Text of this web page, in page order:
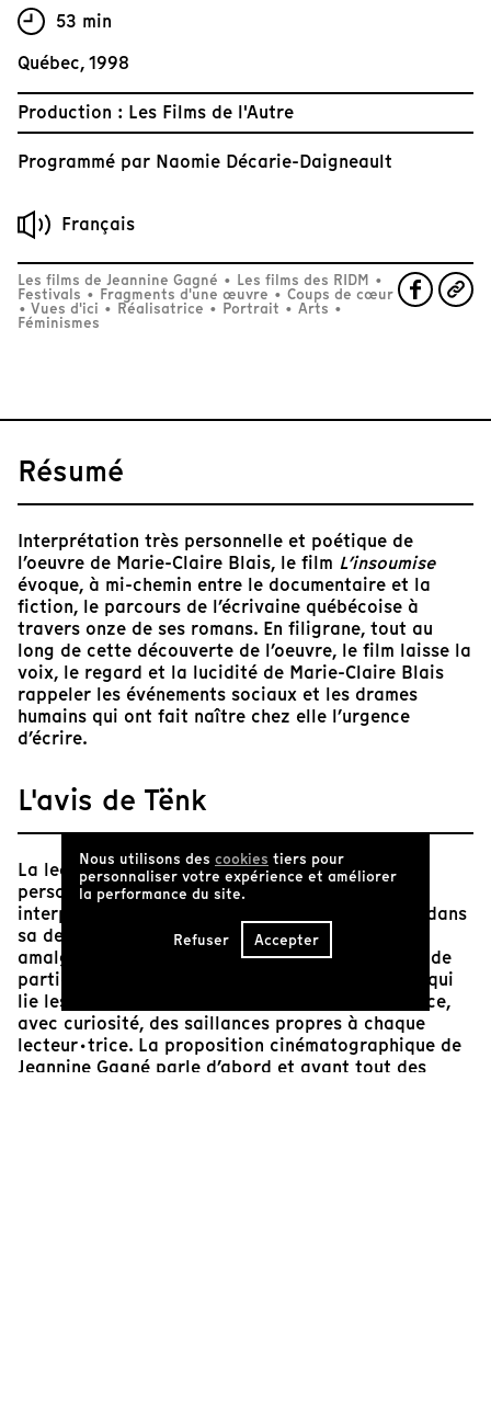
53 min
Québec, 1998
Production : Les Films de l'Autre
Programmé par Naomie Décarie-Daigneault
Français
Les films de Jeannine Gagné • Les films des RIDM •
Festivals • Fragments d'une œuvre • Coups de cœur
• Vues d'ici • Réalisatrice • Portrait • Arts •
Féminismes
Résumé
Interprétation très personnelle et poétique de
l’oeuvre de Marie-Claire Blais, le film L’insoumise
évoque, à mi-chemin entre le documentaire et la
fiction, le parcours de l’écrivaine québécoise à
travers onze de ses romans. En filigrane, tout au
long de cette découverte de l’oeuvre, le film laisse la
voix, le regard et la lucidité de Marie-Claire Blais
rappeler les événements sociaux et les drames
humains qui ont fait naître chez elle l’urgence
d’écrire.
L'avis de Tënk
La lecture d’une œuvre est une affaire bien
personnelle. Si tout rapport au monde est
interprétatif, le rapport à une œuvre littéraire, dans
sa densité et son foisonnement de sens, est un
amalgame particulièrement riche de commun et de
particulier. L’intérêt réside tout autant dans ce qui
lie les interprétations que dans la reconnaissance,
avec curiosité, des saillances propres à chaque
lecteur·trice. La proposition cinématographique de
Jeannine Gagné parle d’abord et avant tout des
Nous utilisons des cookies tiers pour
personnaliser votre expérience et améliorer
la performance du site.
Refuser Accepter